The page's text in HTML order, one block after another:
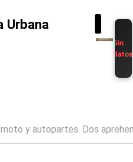
Urbana
Sin
datos
y autopartes. Dos